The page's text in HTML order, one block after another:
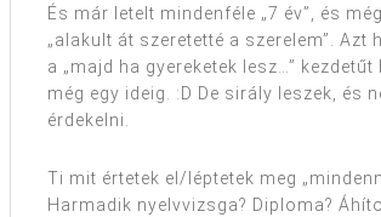
És már letelt mindenféle „7 év”, és
„alakult át szeretetté a szerelem”. Azt
a „majd ha gyereketek lesz…”
még egy ideig. :D De sirály leszek, és
érdekelni.
Ti mit értetek el/léptetek meg
Harmadik nyelvvizsga? Diploma?